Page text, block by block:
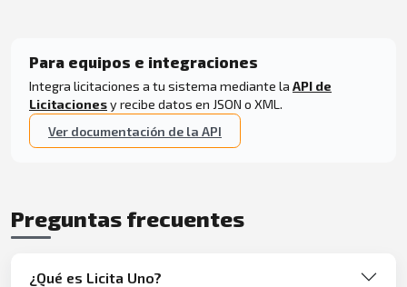
Para equipos e integraciones
Integra licitaciones a tu sistema mediante la API de
Licitacionesy recibe datos en JSON o XML.
Ver documentación de la API
Preguntas frecuentes
¿Qué es Licita Uno?